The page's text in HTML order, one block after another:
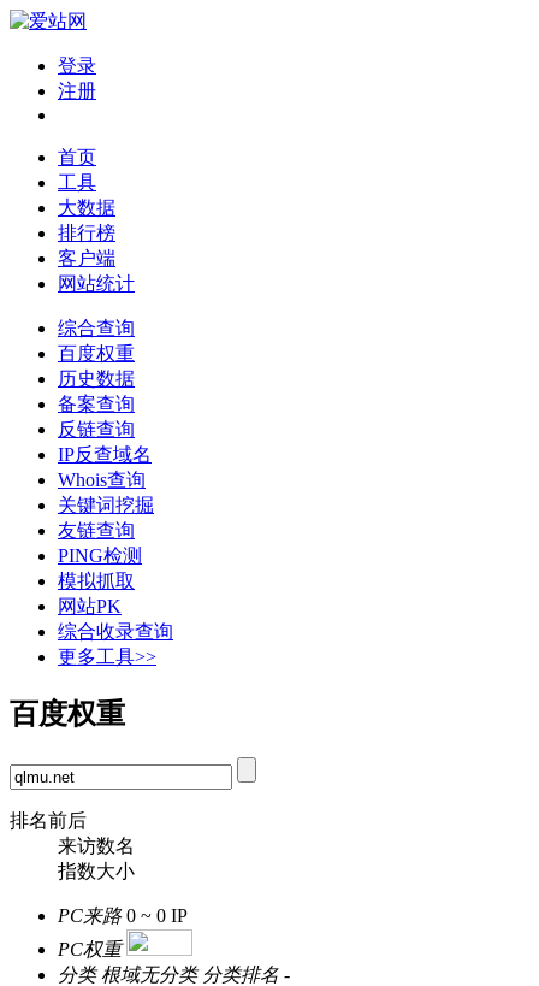
登录
注册
首页
工具
大数据
排行榜
客户端
网站统计
综合查询
百度权重
历史数据
备案查询
反链查询
IP反查域名
Whois查询
关键词挖掘
友链查询
PING检测
模拟抓取
网站PK
综合收录查询
更多工具>>
百度权重
排名前后
来访数名
指数大小
PC来路 0 ~ 0 IP
PC权重
分类 根域无分类 分类排名 -